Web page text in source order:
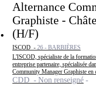
Alternance
Graphiste -
(H/F)
ISCOD - 26 - BARBIÈRES
L'ISCOD, spécialiste de la
entreprise partenaire, spécialisée
Community Manager Graphiste en
CDD - Non renseigné